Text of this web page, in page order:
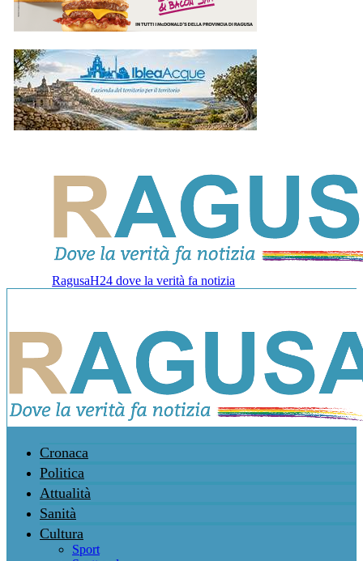
RagusaH24 dove la verità fa notizia
Cronaca
Politica
Attualità
Sanità
Cultura
Sport